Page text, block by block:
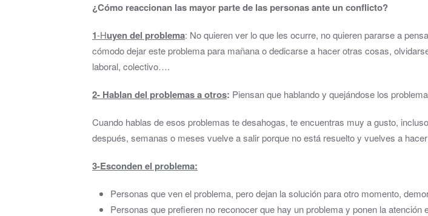
¿Cómo reaccionan las mayor parte de las personas ante un conflicto?
1-Huyen del problema: No quieren ver lo que les ocurre, no quieren pararse a
cómodo dejar este problema para mañana o dedicarse a hacer otras cosas,
laboral, colectivo….
2- Hablan del problemas a otros: Piensan que hablando y quejándose los
Cuando hablas de esos problemas te desahogas, te encuentras muy a gusto,
después, semanas o meses vuelve a salir porque no está resuelto y vuelves a
3-Esconden el problema:
Personas que ven el problema, pero dejan la solución para otro momento,
Personas que prefieren no reconocer que hay un problema y ponen la